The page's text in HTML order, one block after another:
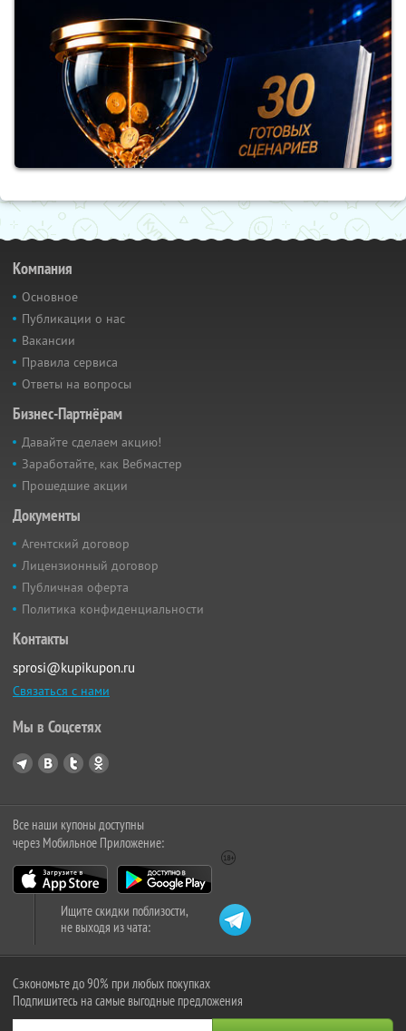
Компания
Основное
Публикации о нас
Вакансии
Правила сервиса
Ответы на вопросы
Бизнес-Партнёрам
Давайте сделаем акцию!
Заработайте, как Вебмастер
Прошедшие акции
Документы
Агентский договор
Лицензионный договор
Публичная оферта
Политика конфиденциальности
Контакты
sprosi@kupikupon.ru
Связаться с нами
Мы в Соцсетях
Все наши купоны доступны
через Мобильное Приложение:
Ищите скидки поблизости,
не выходя из чата:
Сэкономьте до 90% при любых покупках
Подпишитесь на самые выгодные предложения